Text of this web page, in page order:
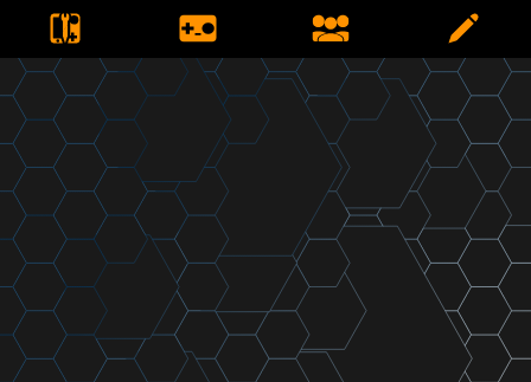
Error. No se han encontrado resultados.